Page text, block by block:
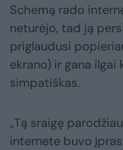
Schemą rado
neturėjo, tad ją
priglaudusi
ekrano) ir gana ilgai
simpatiškas.
„Tą sraigę
internete buvo